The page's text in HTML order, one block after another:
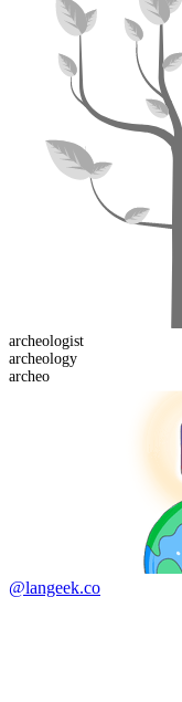
archeologist
archeology
archeo
@langeek.co